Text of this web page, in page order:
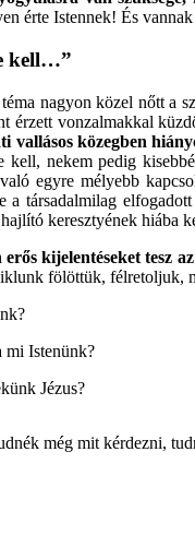
érte Istennek! És
kell…”
nagyon közel nőtt a
érzett vonzalmakkal
vallásos közegben
nekem pedig
egyre mélyebb
a társadalmilag
keresztyének hiába
kijelentéseket tesz
fölöttük, félretoljuk,
mi Istenünk?
Jézus?
még mit kérdezni,